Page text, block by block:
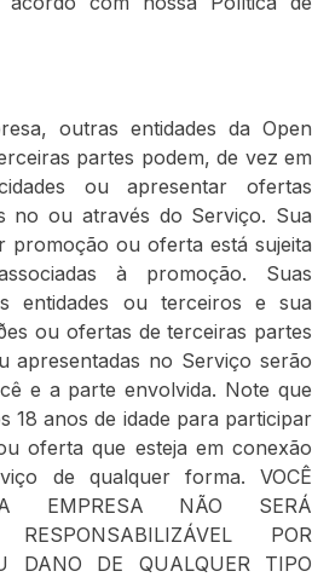
outras entidades da Open
partes podem, de vez em
ou apresentar ofertas
no ou através do Serviço. Sua
promoção ou oferta está sujeita
à promoção. Suas
entidades ou terceiros e sua
ou ofertas de terceiras partes
apresentadas no Serviço serão
e a parte envolvida. Note que
18 anos de idade para participar
oferta que esteja em conexão
de qualquer forma. VOCÊ
EMPRESA NÃO SERÁ
POR
DANO DE QUALQUER TIPO